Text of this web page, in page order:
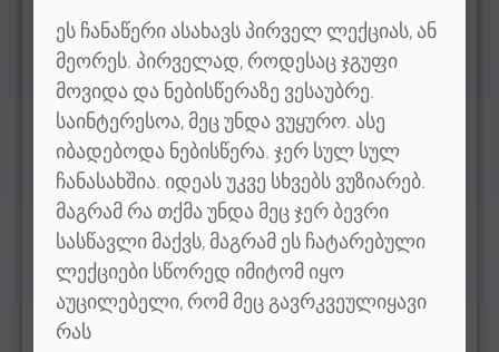
ეს ჩანაწერი ასახავს პირველ ლექციას, ან
მეორეს. პირველად, როდესაც ჯგუფი
მოვიდა და ნებისწერაზე ვესაუბრე.
საინტერესოა, მეც უნდა ვუყურო. ასე
იბადებოდა ნებისწერა. ჯერ სულ სულ
ჩანასახშია. იდეას უკვე სხვებს ვუზიარებ.
მაგრამ რა თქმა უნდა მეც ჯერ ბევრი
სასწავლი მაქვს, მაგრამ ეს ჩატარებული
ლექციები სწორედ იმიტომ იყო
აუცილებელი, რომ მეც გავრკვეულიყავი
რას